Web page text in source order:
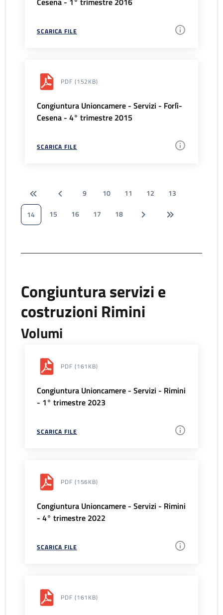
SCARICA FILE
PDF (152KB)
Congiuntura Unioncamere - Servizi - Forlì-
Cesena - 4° trimestre 2015
SCARICA FILE
9 10 11 12
13
14
15 16 17 18
Congiuntura servizi e
costruzioni Rimini
Volumi
PDF (161KB)
Congiuntura Unioncamere - Servizi - Rimini
- 1° trimestre 2023
SCARICA FILE
PDF (156KB)
Congiuntura Unioncamere - Servizi - Rimini
- 4° trimestre 2022
SCARICA FILE
PDF (161KB)